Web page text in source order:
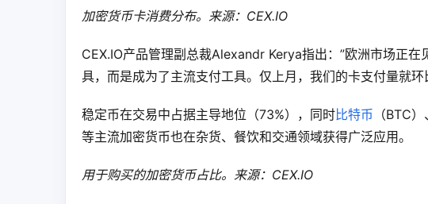
加密货币卡消费分布。来源：CEX.IO
CEX.IO产品管理副总裁Alexandr Kerya指出：”欧洲市场正
具，而是成为了主流支付工具。仅上月，我们的卡支付量就
稳定币在交易中占据主导地位（73%），同时比特币 （BTC
等主流加密货币也在杂货、餐饮和交通领域获得广泛应用。
用于购买的加密货币占比。来源：CEX.IO